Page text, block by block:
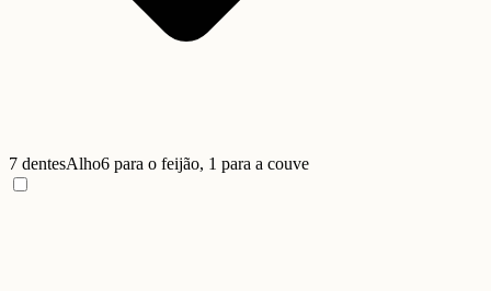
7 dentesAlho6 para o feijão, 1 para a couve